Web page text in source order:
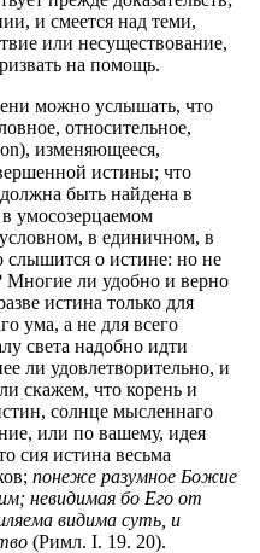
и смеется над теми,
или несуществование,
на помощь.
можно услышать, что
относительное,
изменяющееся,
истины; что
быть найдена в
умосозерцаемом
в единичном, в
слышится о истине: но не
Многие ли удобно и верно
истина только для
ума, а не для всего
света надобно идти
ли удовлетворительно, и
скажем, что корень и
солнце мысленнаго
или по вашему, идея
сия истина весьма
понеже разумное Божие
невидимая бо Его от
видима суть, и
(Римл. I. 19. 20).